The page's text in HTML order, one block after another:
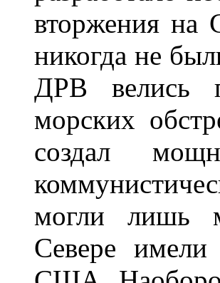
вторжения на
никогда не
ДРВ велись
морских
создал
могли лишь
Севере имели